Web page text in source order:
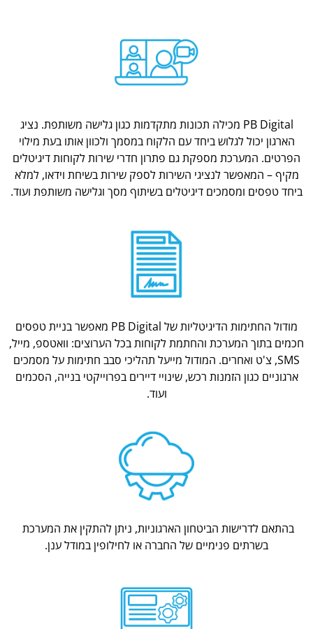
PB Digital מכילה תכונות מתקדמות כגון גלישה משותפת. נציג
הארגון יכול לגלוש ביחד עם הלקוח במסמך ולכוון אותו בעת מילוי
הפרטים. המערכת מספקת גם פתרון חדרי שירות לקוחות דיגיטלים
מקיף – המאפשר לנציגי השירות לספק שירות בשיחת וידאו, למלא
ביחד טפסים ומסמכים דיגיטלים בשיתוף מסך וגלישה משותפת ועוד.
מודול החתימות הדיגיטליות של PB Digital מאפשר בניית טפסים
חכמים בתוך המערכת והחתמת לקוחות בכל הערוצים: וואטספ, מייל,
SMS, צ'ט ואחרים. המודול מייעל תהליכי סבב חתימות על מסמכים
ארגוניים כגון הזמנות רכש, שינויי דיירים בפרוייקטי בנייה, הסכמים
ועוד.
בהתאם לדרישות הביטחון הארגוניות, ניתן להתקין את המערכת
בשרתים פנימיים של החברה או לחילופין במודל ענן.